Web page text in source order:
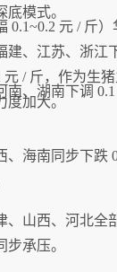
模式。
0.1~0.2 元 / 斤
建、江苏、浙江
元 / 斤，作为生
度加大。
南、湖南下调
、海南同步下跌
、山西、河北全
承压。